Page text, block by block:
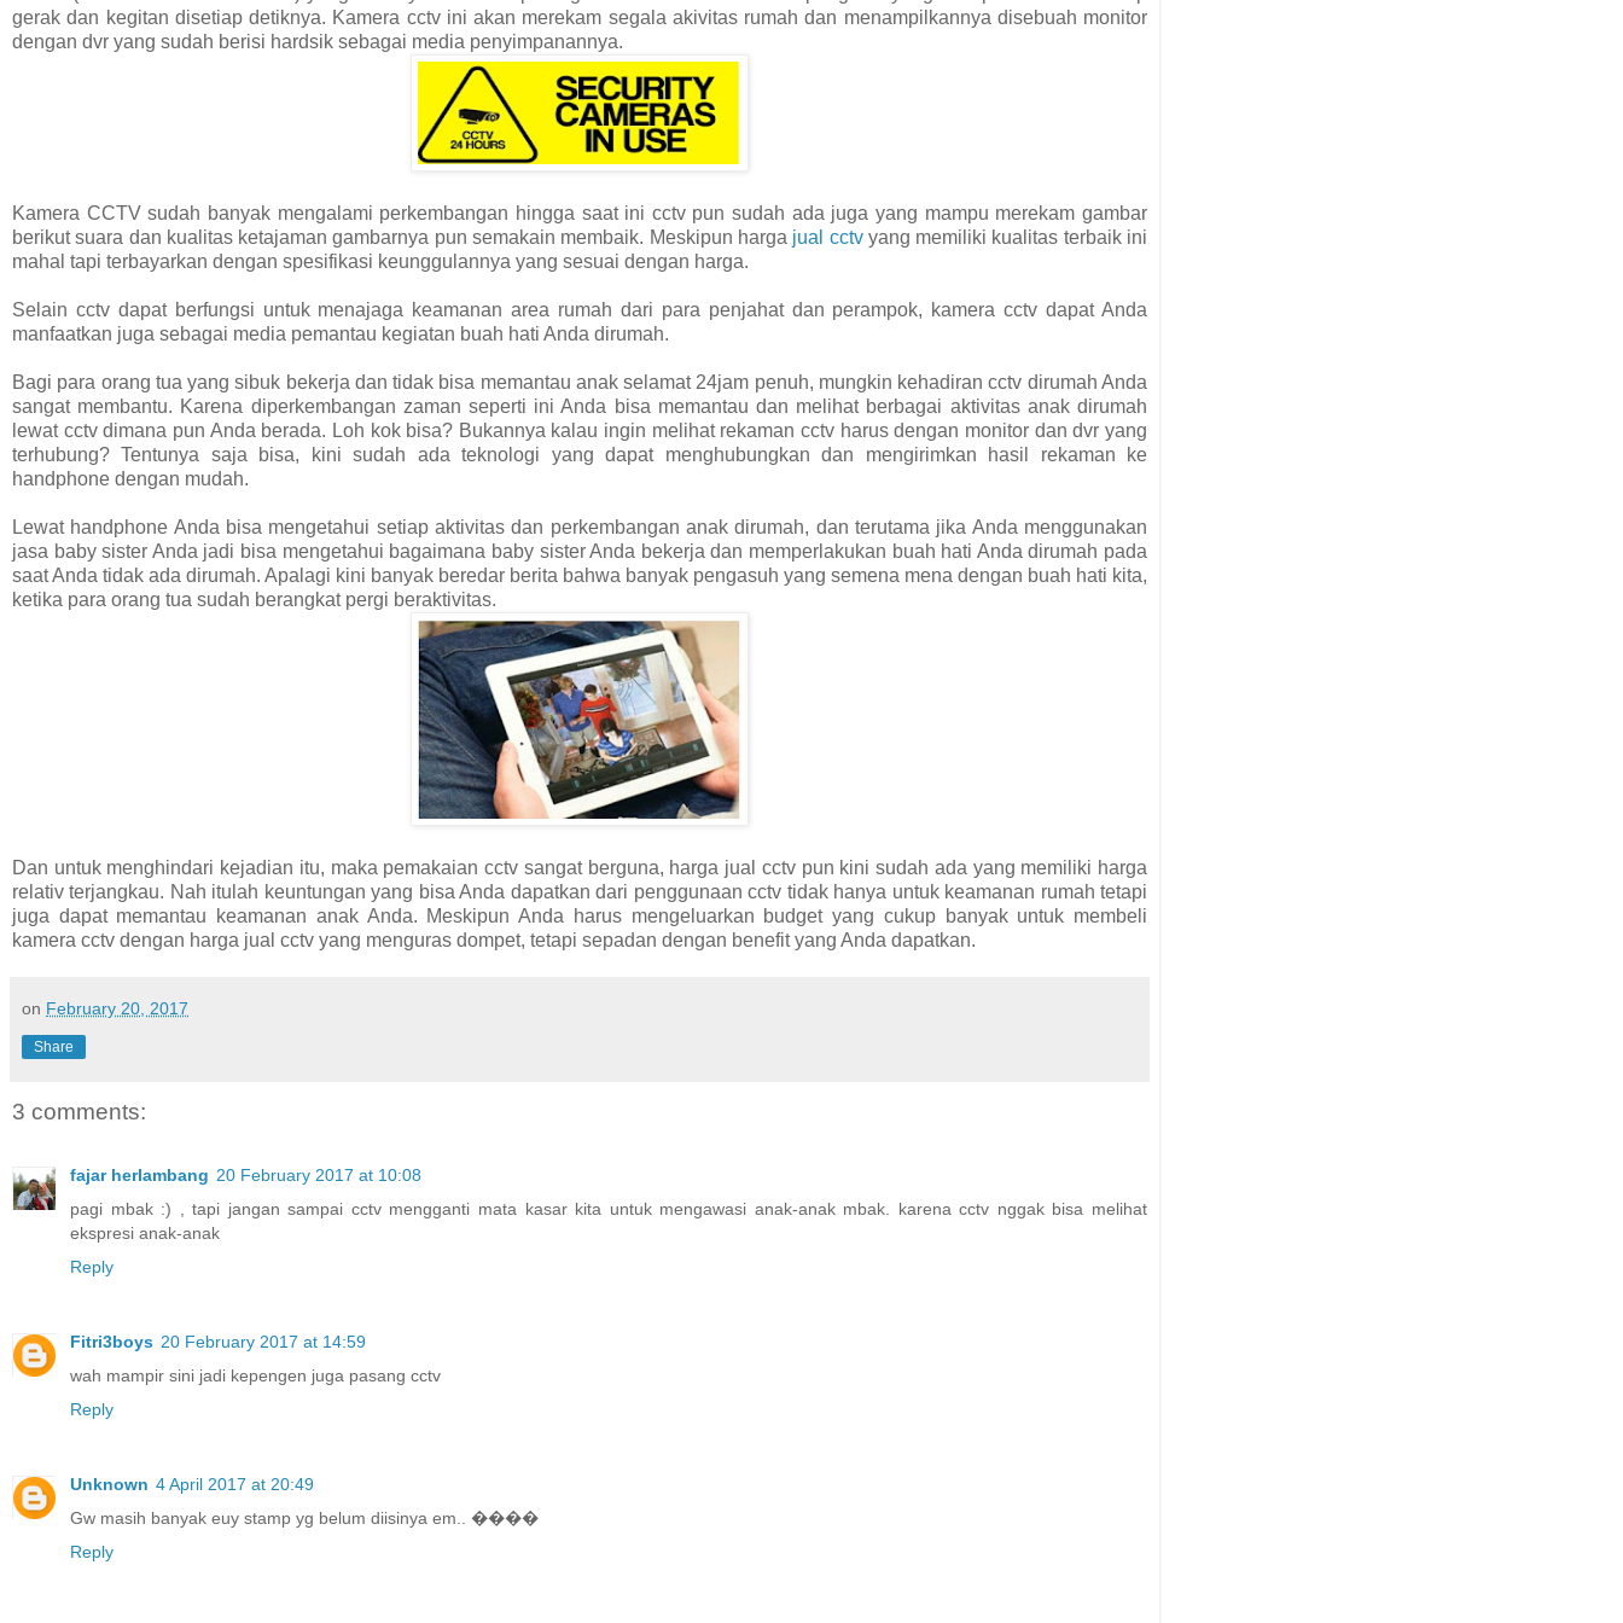
gerak dan kegitan disetiap detiknya. Kamera cctv ini akan merekam segala akivitas rumah dan menampilkannya disebuah monitor
dengan dvr yang sudah berisi hardsik sebagai media penyimpanannya.
Kamera CCTV sudah banyak mengalami perkembangan hingga saat ini cctv pun sudah ada juga yang mampu merekam gambar
berikut suara dan kualitas ketajaman gambarnya pun semakain membaik. Meskipun harga jual cctvyang memiliki kualitas terbaik ini
mahal tapi terbayarkan dengan spesifikasi keunggulannya yang sesuai dengan harga.
Selain cctv dapat berfungsi untuk menajaga keamanan area rumah dari para penjahat dan perampok, kamera cctv dapat Anda
manfaatkan juga sebagai media pemantau kegiatan buah hati Anda dirumah.
Bagi para orang tua yang sibuk bekerja dan tidak bisa memantau anak selamat 24jam penuh, mungkin kehadiran cctv dirumah Anda
sangat membantu. Karena diperkembangan zaman seperti ini Anda bisa memantau dan melihat berbagai aktivitas anak dirumah
lewat cctv dimana pun Anda berada. Loh kok bisa? Bukannya kalau ingin melihat rekaman cctv harus dengan monitor dan dvr yang
terhubung? Tentunya saja bisa, kini sudah ada teknologi yang dapat menghubungkan dan mengirimkan hasil rekaman ke
handphone dengan mudah.
Lewat handphone Anda bisa mengetahui setiap aktivitas dan perkembangan anak dirumah, dan terutama jika Anda menggunakan
jasa baby sister Anda jadi bisa mengetahui bagaimana baby sister Anda bekerja dan memperlakukan buah hati Anda dirumah pada
saat Anda tidak ada dirumah. Apalagi kini banyak beredar berita bahwa banyak pengasuh yang semena mena dengan buah hati kita,
ketika para orang tua sudah berangkat pergi beraktivitas.
Dan untuk menghindari kejadian itu, maka pemakaian cctv sangat berguna, harga jual cctv pun kini sudah ada yang memiliki harga
relativ terjangkau. Nah itulah keuntungan yang bisa Anda dapatkan dari penggunaan cctv tidak hanya untuk keamanan rumah tetapi
juga dapat memantau keamanan anak Anda. Meskipun Anda harus mengeluarkan budget yang cukup banyak untuk membeli
kamera cctv dengan harga jual cctv yang menguras dompet, tetapi sepadan dengan benefit yang Anda dapatkan.
on February 20, 2017
Share
3 comments:
fajar herlambang 20 February 2017 at 10:08
pagi mbak :) , tapi jangan sampai cctv mengganti mata kasar kita untuk mengawasi anak-anak mbak. karena cctv nggak bisa melihat
ekspresi anak-anak
Reply
Fitri3boys 20 February 2017 at 14:59
wah mampir sini jadi kepengen juga pasang cctv
Reply
Unknown 4 April 2017 at 20:49
Gw masih banyak euy stamp yg belum diisinya em.. ����
Reply